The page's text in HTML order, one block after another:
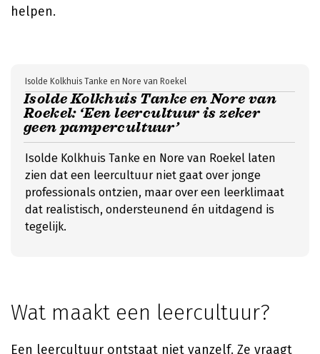
helpen.
Isolde Kolkhuis Tanke en Nore van
Roekel: ‘Een leercultuur is zeker
geen pampercultuur’
Isolde Kolkhuis Tanke en Nore van Roekel
Isolde Kolkhuis Tanke en Nore van Roekel laten
zien dat een leercultuur niet gaat over jonge
professionals ontzien, maar over een leerklimaat
dat realistisch, ondersteunend én uitdagend is
tegelijk.
Wat maakt een leercultuur?
Een leercultuur ontstaat niet vanzelf. Ze vraagt